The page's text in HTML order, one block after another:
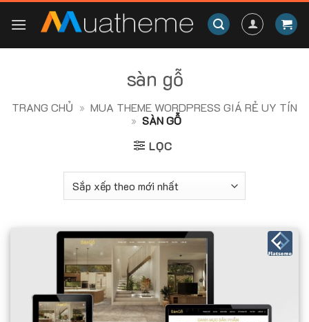
sàn gỗ
TRANG CHỦ » MUA THEME WORDPRESS GIÁ RẺ UY TÍN
» SÀN GỖ
LỌC